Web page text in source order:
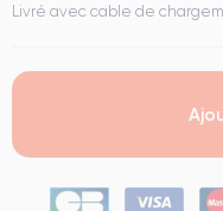
Livré avec cable de